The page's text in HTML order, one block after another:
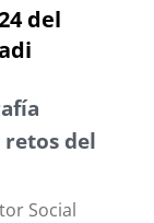
del
del
Social